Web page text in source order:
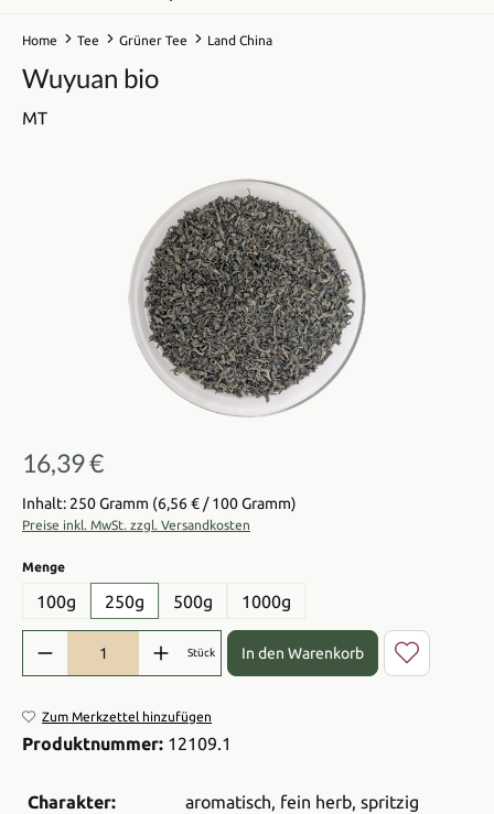
Home Tee Grüner Tee Land China
Wuyuan bio
MT
Bildergalerie überspringen
Regulärer Preis:
16,39 €
Inhalt: 250 Gramm (6,56 € / 100 Gramm)
Preise inkl. MwSt. zzgl. Versandkosten
Mengeauswählen
100g 250g 500g 1000g
Produkt Anzahl: Gib den gewünschten Wert ein oder benutze die
Stück In den Warenkorb
Zum Merkzettel hinzufügen
Produktnummer: 12109.1
Charakter: aromatisch, fein herb, spritzig